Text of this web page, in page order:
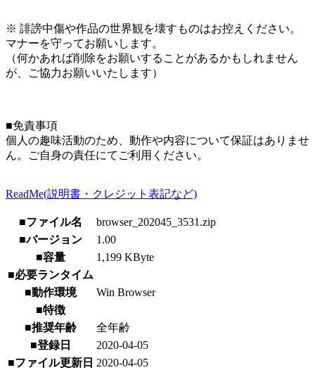
※ 誹謗中傷や作品の世界観を壊すものはお控えください。
マナーを守ってお願いします。
（何かあれば削除をお願いすることがあるかもしれません
が、ご協力お願いいたします）
■免責事項
個人の趣味活動のため、動作や内容について保証はありませ
ん。ご自身の責任にてご利用ください。
ReadMe(説明書・クレジット表記など)
■ファイル名
browser_202045_3531.zip
■バージョン
1.00
■容量
1,199 KByte
■必要ランタイム
■動作環境
Win Browser
■特徴
■推奨年齢
全年齢
■登録日
2020-04-05
■ファイル更新日 2020-04-05